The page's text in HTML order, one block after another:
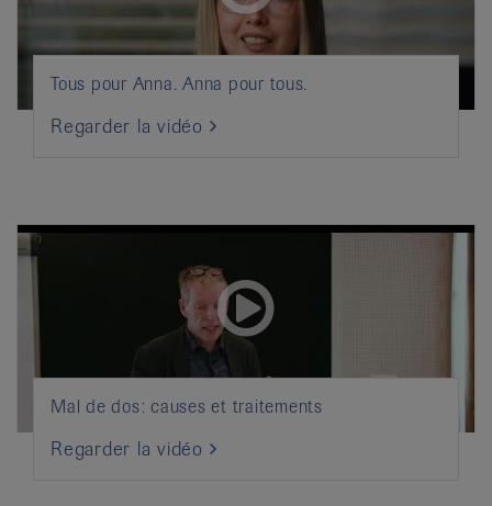
Tous pour Anna. Anna pour tous.
Regarder la vidéo
Mal de dos: causes et traitements
Regarder la vidéo